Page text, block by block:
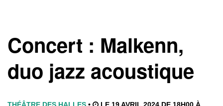
Concert : Malkenn,
duo jazz acoustique